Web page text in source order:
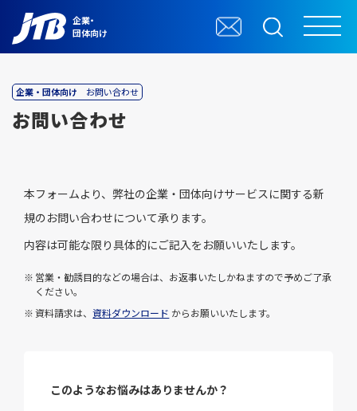
企業・
団体向け
企業・団体向け お問い合わせ
お問い合わせ
本フォームより、弊社の企業・団体向けサービスに関する新
規のお問い合わせについて承ります。
内容は可能な限り具体的にご記入をお願いいたします。
営業・勧誘目的などの場合は、お返事いたしかねますので予めご了承
ください。
資料請求は、資料ダウンロード からお願いいたします。
このようなお悩みはありませんか？